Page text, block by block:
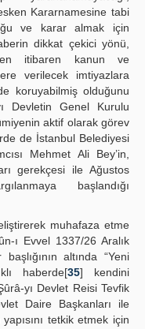
Kararnamesine tabi
ve karar almak için
dikkat çekici yönü,
itibaren kanun ve
verilecek imtiyazlara
koruyabilmiş olduğunu
Devletin Genel Kurulu
aktif olarak görev
de İstanbul Belediyesi
Mehmet Ali Bey’in,
gerekçesi ile Ağustos
başlandığı
muhafaza etme
ı Evvel 1337/26 Aralık
altında “Yeni
haberde[35] kendini
yı Devlet Reisi Tevfik
Daire Başkanları ile
tetkik etmek için